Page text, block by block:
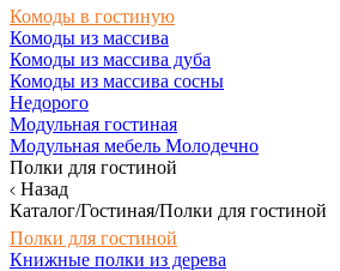
Комоды в гостиную
Комоды из массива
Комоды из массива дуба
Комоды из массива сосны
Недорого
Модульная гостиная
Модульная мебель Молодечно
Полки для гостиной
Назад
Каталог/Гостиная/Полки для гостиной
Полки для гостиной
Книжные полки из дерева